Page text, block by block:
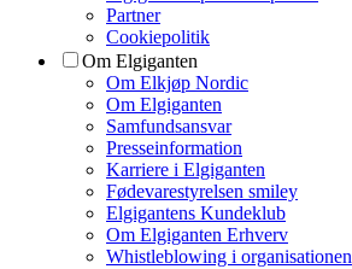
Partner
Cookiepolitik
Om Elgiganten
Om Elkjøp Nordic
Om Elgiganten
Samfundsansvar
Presseinformation
Karriere i Elgiganten
Fødevarestyrelsen smiley
Elgigantens Kundeklub
Om Elgiganten Erhverv
Whistleblowing i organisationen